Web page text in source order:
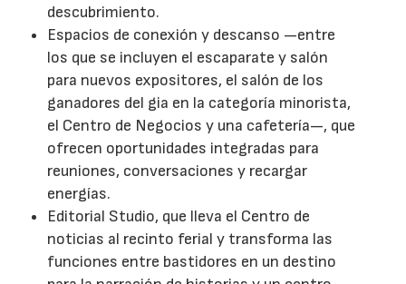
descubrimiento.
Espacios de conexión y descanso —entre
los que se incluyen el escaparate y salón
para nuevos expositores, el salón de los
ganadores del gia en la categoría minorista,
el Centro de Negocios y una cafetería—, que
ofrecen oportunidades integradas para
reuniones, conversaciones y recargar
energías.
Editorial Studio, que lleva el Centro de
noticias al recinto ferial y transforma las
funciones entre bastidores en un destino